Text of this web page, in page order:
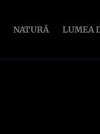
NATURĂ LUMEA